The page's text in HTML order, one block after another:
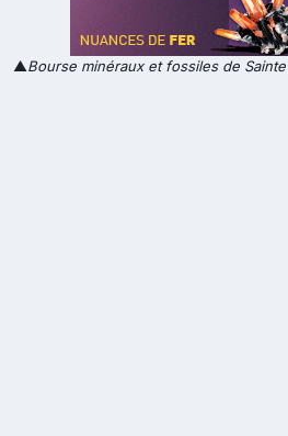
▲Bourse minéraux et fossiles de